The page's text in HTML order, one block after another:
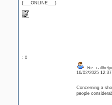
{___ONLINE___}
: 0
Re:
16/02/2025
Concerning a
people